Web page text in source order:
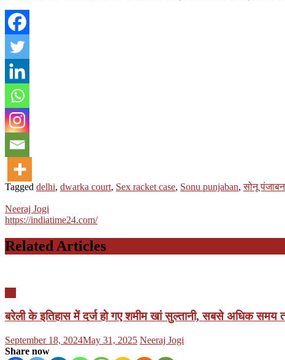
Tagged delhi, dwarka court, Sex racket case, Sonu punjaban,सोनू पंजाबन
Neeraj Jogi
https://indiatime24.com/
Related Articles
बरेली के इतिहास में दर्ज हो गए शमीम खां सुल्तानी, सबसे अधिक समय
Posted
on
September 18, 2024May 31, 2025 Author
Neeraj Jogi
Share now